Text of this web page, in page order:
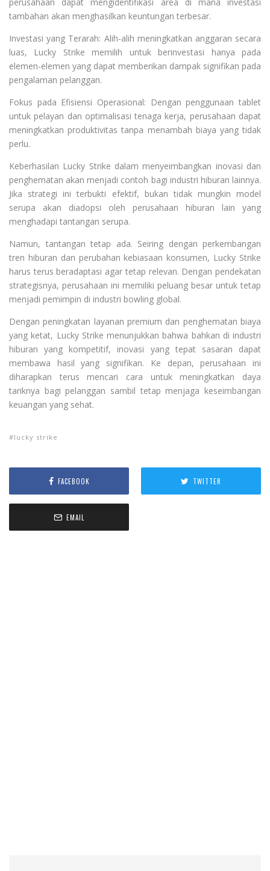
tambahan akan menghasilkan keuntungan terbesar.
Investasi yang Terarah: Alih-alih meningkatkan anggaran secara
luas, Lucky Strike memilih untuk berinvestasi hanya pada
elemen-elemen yang dapat memberikan dampak signifikan pada
pengalaman pelanggan.
Fokus pada Efisiensi Operasional: Dengan penggunaan tablet
untuk pelayan dan optimalisasi tenaga kerja, perusahaan dapat
meningkatkan produktivitas tanpa menambah biaya yang tidak
perlu.
Keberhasilan Lucky Strike dalam menyeimbangkan inovasi dan
penghematan akan menjadi contoh bagi industri hiburan lainnya.
Jika strategi ini terbukti efektif, bukan tidak mungkin model
serupa akan diadopsi oleh perusahaan hiburan lain yang
menghadapi tantangan serupa.
Namun, tantangan tetap ada. Seiring dengan perkembangan
tren hiburan dan perubahan kebiasaan konsumen, Lucky Strike
harus terus beradaptasi agar tetap relevan. Dengan pendekatan
strategisnya, perusahaan ini memiliki peluang besar untuk tetap
menjadi pemimpin di industri bowling global.
Dengan peningkatan layanan premium dan penghematan biaya
yang ketat, Lucky Strike menunjukkan bahwa bahkan di industri
hiburan yang kompetitif, inovasi yang tepat sasaran dapat
membawa hasil yang signifikan. Ke depan, perusahaan ini
diharapkan terus mencari cara untuk meningkatkan daya
tariknya bagi pelanggan sambil tetap menjaga keseimbangan
keuangan yang sehat.
lucky strike
FACEBOOK TWITTER
EMAIL